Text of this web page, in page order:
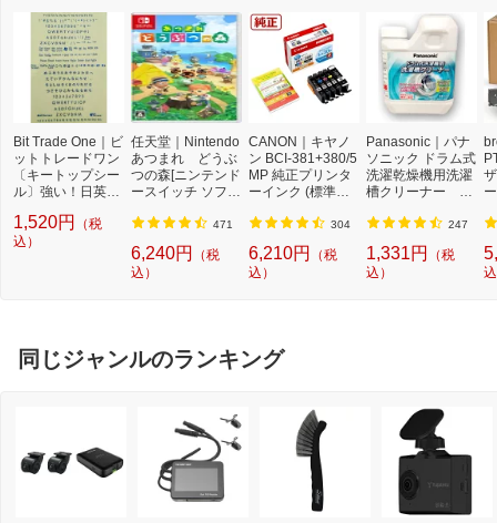
Bit Trade One｜ビ
ットトレードワン
〔キートップシー
ル〕強い！日英対
プシールセット ブ
ルー DYKTSBL
1,520円
（税
込）
任天堂｜Nintendo
あつまれ どうぶ
つの森[ニンテンド
ースイッチ ソフ
471
6,240円
（税
込）
CANON｜キヤノ
ン BCI-381+380/5
MP 純正プリンタ
ーインク (標準容
3813805MP] 304
6,210円
（税
込）
Panasonic｜パナ
ソニック ドラム式
洗濯乾燥機用洗濯
槽クリーナー N-
機 洗浄 洗剤 750m
247
1,331円
（税
込）
T
同じジャンルのランキング